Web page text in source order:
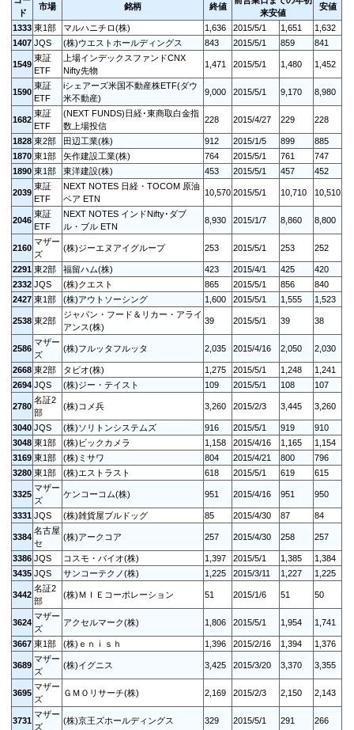
ド
市場 銘柄 終値
来安値
安値
1333 東1部 マルハニチロ(株) 1,636 2015/5/1 1,651
1,632
1407 JQS (株)ウエストホールディングス 843 2015/5/1 859 841
1549
東証
ETF
上場インデックスファンドCNX
Nifty先物
1,471 2015/5/1 1,480 1,452
1590
東証
ETF
iシェアーズ米国不動産株ETF(ダウ
米不動産)
9,000 2015/5/1 9,170 8,980
1682
東証
ETF
(NEXT FUNDS)日経･東商取白金指
数上場投信
228 2015/4/27 229 228
1828 東2部 田辺工業(株) 912 2015/1/5 899
885
1870 東1部 矢作建設工業(株) 764 2015/5/1 761
747
1890 東1部 東洋建設(株) 453 2015/5/1 457 452
2039
東証
ETF
NEXT NOTES 日経・TOCOM 原油
ベア ETN
10,570 2015/5/1 10,710 10,510
2046
東証
ETF
NEXT NOTES インドNifty･ダブ
ル・ブル ETN
8,930 2015/1/7 8,860 8,800
2160
マザー
ズ
(株)ジーエヌアイグループ 253 2015/5/1 253 252
2291 東2部 福留ハム(株) 423 2015/4/1 425
420
2332 JQS (株)クエスト 865 2015/5/1 856
840
2427 東1部 (株)アウトソーシング 1,600 2015/5/1 1,555 1,523
2538 東2部
ジャパン・フード＆リカー・アライ
アンス(株)
39 2015/5/1 39 38
2586
マザー
ズ
(株)フルッタフルッタ 2,035 2015/4/16 2,050 2,030
2668 東2部 タビオ(株) 1,275 2015/5/1 1,248
1,241
2694 JQS (株)ジー・テイスト 109 2015/5/1 108 107
2780
名証2
部
(株)コメ兵 3,260 2015/2/3 3,445 3,260
3040 JQS (株)ソリトンシステムズ 916 2015/5/1 919
910
3048 東1部 (株)ビックカメラ 1,158 2015/4/16 1,165
1,154
3169 東1部 (株)ミサワ 804 2015/4/21 800
796
3280 東1部 (株)エストラスト 618 2015/5/1 619 615
3325
マザー
ズ
ケンコーコム(株) 951 2015/4/16 951 950
3331 JQS (株)雑貨屋ブルドッグ 85 2015/4/30 87 84
3384
名古屋
セ
(株)アークコア 257 2015/4/30 258 257
3386 JQS コスモ・バイオ(株) 1,397 2015/5/1 1,385
1,384
3435 JQS サンコーテクノ(株) 1,225 2015/3/11 1,227 1,225
3442
名証2
部
(株)ＭＩＥコーポレーション 51 2015/1/6 51 50
3624
マザー
ズ
アクセルマーク(株) 1,806 2015/5/1 1,954 1,741
3667 東1部 (株)ｅｎｉｓｈ 1,396 2015/2/16 1,394 1,376
3689
マザー
ズ
(株)イグニス 3,425 2015/3/20 3,370 3,355
3695
マザー
ズ
ＧＭＯリサーチ(株) 2,169 2015/2/3 2,150 2,143
3731
マザー
ズ
(株)京王ズホールディングス 329 2015/5/1 291 266